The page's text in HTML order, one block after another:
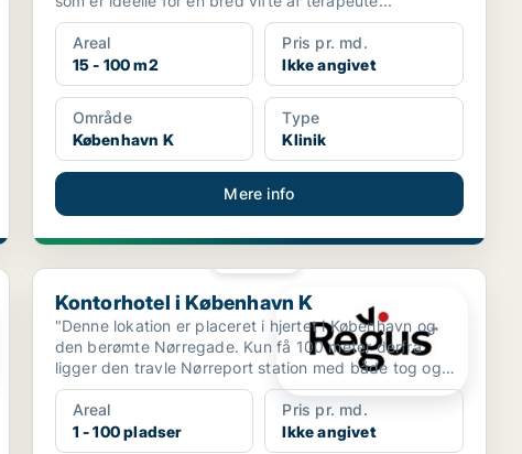
Areal
15 - 100 m2
Pris pr. md.
Ikke angivet
Område
København K
Type
Klinik
Mere info
Kontorhotel i København K
Kontorhotel i København K
"Denne lokation er placeret i hjertet i København og
den berømte Nørregade. Kun få 100 meter derfra
ligger den travle Nørreport station med både tog og
metro...
Areal
1 - 100 pladser
Pris pr. md.
Ikke angivet